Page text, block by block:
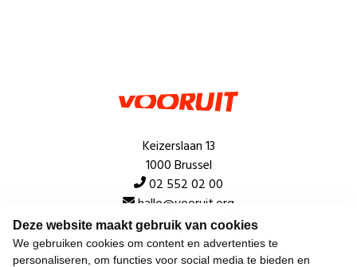
Deze website maakt gebruik van cookies
We gebruiken cookies om content en advertenties te
personaliseren, om functies voor social media te bieden en
Keizerslaan 13
1000 Brussel
02 552 02 00
hallo@vooruit.org
Snel